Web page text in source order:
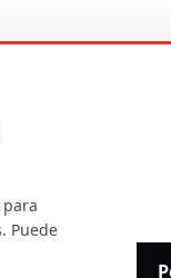
CON
Puede